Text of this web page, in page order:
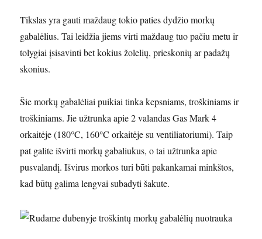
Tikslas yra gauti maždaug tokio paties dydžio morkų
gabalėlius. Tai leidžia jiems virti maždaug tuo pačiu metu ir
tolygiai įsisavinti bet kokius žolelių, prieskonių ar padažų
skonius.
Šie morkų gabalėliai puikiai tinka kepsniams, troškiniams ir
troškiniams. Jie užtrunka apie 2 valandas Gas Mark 4
orkaitėje (180°C, 160°C orkaitėje su ventiliatoriumi). Taip
pat galite išvirti morkų gabaliukus, o tai užtrunka apie
pusvalandį. Išvirus morkos turi būti pakankamai minkštos,
kad būtų galima lengvai subadyti šakute.